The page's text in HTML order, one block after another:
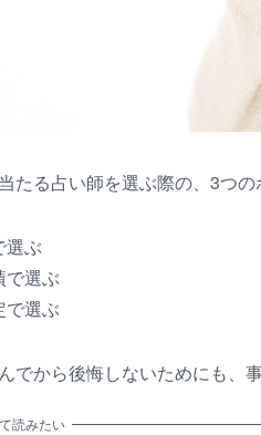
たる占い師を選ぶ際の、3つの
選ぶ
で選ぶ
で選ぶ
でから後悔しないためにも、
読みたい